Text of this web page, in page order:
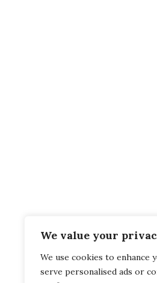
We value your
We use cookies to enhance
serve personalised ads or